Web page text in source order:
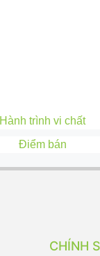
Hành trình vi chất
Điểm bán
CHÍNH